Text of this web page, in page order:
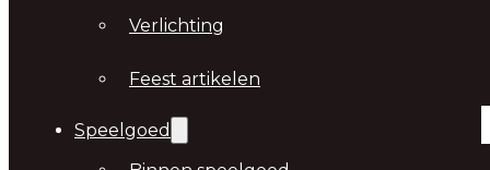
Verlichting
Feest artikelen
Speelgoed